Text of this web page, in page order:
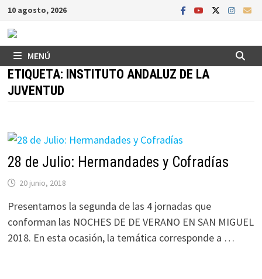
Saltar
contenido
10 agosto, 2026
MENÚ
ETIQUETA: INSTITUTO ANDALUZ DE LA
JUVENTUD
28 de Julio: Hermandades y Cofradías
20 junio, 2018
Presentamos la segunda de las 4 jornadas que
conforman las NOCHES DE DE VERANO EN SAN MIGUEL
2018. En esta ocasión, la temática corresponde a …